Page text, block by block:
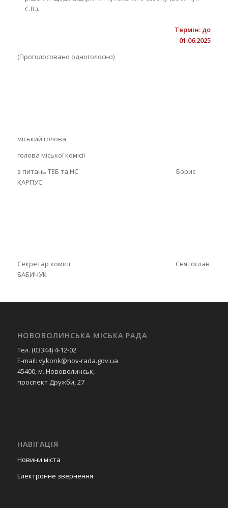
С.В.).
Термін: до
01.06.2025
(Проголосовано одноголосно)
міський голова,
голова міської комісії
з питань ТЕБ та НС Борис
КАРПУС
Секретар комісії Святослав
БАБИЧУК
НОВОВОЛИНСЬКА МІСЬКА РАДА
Тел. (03344) 4-12-02
E-mail: vykonk@nov-rada.gov.ua
45400, м. Нововолинськ,
проспект Дружби, 27
НАВІГАЦІЯ
Новини міста
Електронне звернення